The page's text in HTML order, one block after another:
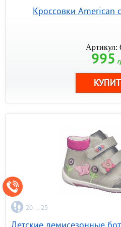
Кроссовки American
Артикул:
995
20 ... 25